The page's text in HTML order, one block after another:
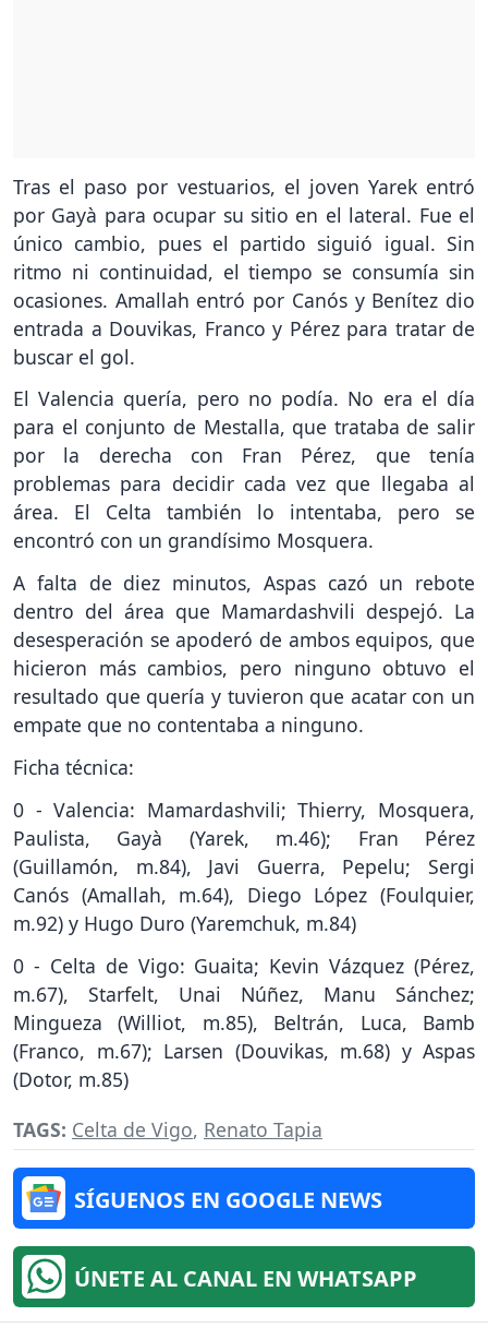
Tras el paso por vestuarios, el joven Yarek entró
por Gayà para ocupar su sitio en el lateral. Fue el
único cambio, pues el partido siguió igual. Sin
ritmo ni continuidad, el tiempo se consumía sin
ocasiones. Amallah entró por Canós y Benítez dio
entrada a Douvikas, Franco y Pérez para tratar de
buscar el gol.
El Valencia quería, pero no podía. No era el día
para el conjunto de Mestalla, que trataba de salir
por la derecha con Fran Pérez, que tenía
problemas para decidir cada vez que llegaba al
área. El Celta también lo intentaba, pero se
encontró con un grandísimo Mosquera.
A falta de diez minutos, Aspas cazó un rebote
dentro del área que Mamardashvili despejó. La
desesperación se apoderó de ambos equipos, que
hicieron más cambios, pero ninguno obtuvo el
resultado que quería y tuvieron que acatar con un
empate que no contentaba a ninguno.
Ficha técnica:
0 - Valencia: Mamardashvili; Thierry, Mosquera,
Paulista, Gayà (Yarek, m.46); Fran Pérez
(Guillamón, m.84), Javi Guerra, Pepelu; Sergi
Canós (Amallah, m.64), Diego López (Foulquier,
m.92) y Hugo Duro (Yaremchuk, m.84)
0 - Celta de Vigo: Guaita; Kevin Vázquez (Pérez,
m.67), Starfelt, Unai Núñez, Manu Sánchez;
Mingueza (Williot, m.85), Beltrán, Luca, Bamb
(Franco, m.67); Larsen (Douvikas, m.68) y Aspas
(Dotor, m.85)
TAGS: Celta de Vigo, Renato Tapia
SÍGUENOS EN GOOGLE NEWS
ÚNETE AL CANAL EN WHATSAPP